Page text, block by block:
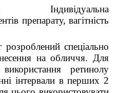
Індивідуальна
препарату, вагітність
розроблений спеціально
на обличчя. Для
ретинолу
інтервали в перших 2